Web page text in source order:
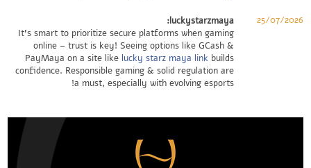
25/07/2026
luckystarzmaya:
It’s smart to prioritize secure platforms when gaming
online – trust is key! Seeing options like GCash &
PayMaya on a site like lucky starz maya linkbuilds
confidence. Responsible gaming & solid regulation are
a must, especially with evolving esports!